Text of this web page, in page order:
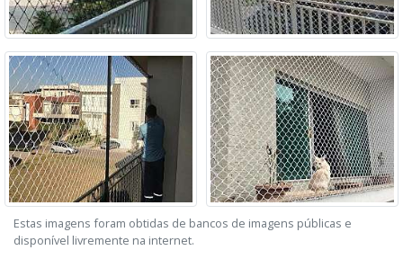
Estas imagens foram obtidas de bancos de imagens públicas e
disponível livremente na internet.